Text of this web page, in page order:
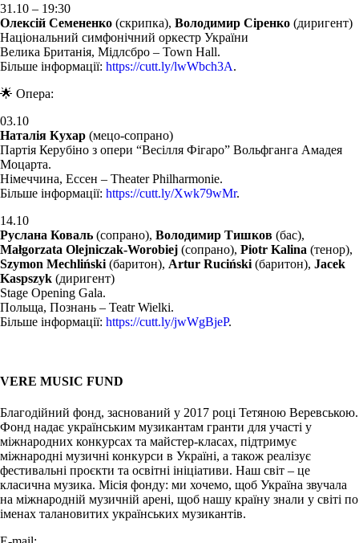
31.10 – 19:30
Олексій Семененко (скрипка), Володимир Сіренко (диригент)
Національний симфонічний оркестр України
Велика Британія, Мідлсбро – Town Hall.
Більше інформації: https://cutt.ly/lwWbch3A.
🌟 Oпера:
03.10
Наталія Кухар (мецо-сопрано)
Партія Керубіно з опери “Весілля Фігаро” Вольфганга Амадея
Моцарта.
Німеччина, Ессен – Theater Philharmonie.
Більше інформації: https://cutt.ly/Xwk79wMr.
14.10
Руслана Коваль (сопрано), Володимир Тишков (бас),
Małgorzata Olejniczak-Worobiej (сопрано), Piotr Kalina (тенор),
Szymon Mechliński (баритон), Artur Ruciński (баритон), Jacek
Kaspszyk (диригент)
Stage Opening Gala.
Польща, Познань – Teatr Wielki.
Більше інформації: https://cutt.ly/jwWgBjeP.
VERE MUSIC FUND
Благодійний фонд, заснований у 2017 році Тетяною Веревською.
Фонд надає українським музикантам гранти для участі у
міжнародних конкурсах та майстер-класах, підтримує
міжнародні музичні конкурси в Україні, а також реалізує
фестивальні проєкти та освітні ініціативи. Наш світ – це
класична музика. Місія фонду: ми хочемо, щоб Україна звучала
на міжнародній музичній арені, щоб нашу країну знали у світі по
іменах талановитих українських музикантів.